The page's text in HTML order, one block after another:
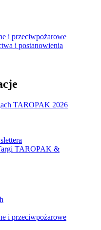
i przeciwpożarowe
i postanowienia
TAROPAK 2026
TAROPAK &
i przeciwpożarowe